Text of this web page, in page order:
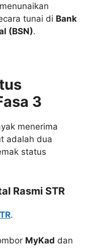
tunai di Bank
(BSN).
3
menerima
adalah dua
status
Rasmi STR
.
MyKad dan